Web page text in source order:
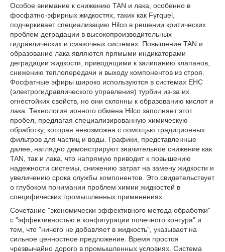
Особое внимание к снижению TAN и лака, особенно в
фосфатно-эфирных жидкостях, таких как Fyrquel,
подчеркивает специализацию Hilco в решении критических
проблем деградации в высокопроизводительных
гидравлических и смазочных системах. Повышение TAN и
образование лака являются прямыми индикаторами
деградации жидкости, приводящими к залипанию клапанов,
снижению теплопередачи и выходу компонентов из строя.
Фосфатные эфиры широко используются в системах EHC
(электрогидравлического управления) турбин из-за их
огнестойких свойств, но они склонны к образованию кислот и
лака. Технология ионного обмена Hilco заполняет этот
пробел, предлагая специализированную химическую
обработку, которая невозможна с помощью традиционных
фильтров для частиц и воды. Графики, представленные
далее, наглядно демонстрируют значительное снижение как
TAN, так и лака, что напрямую приводит к повышению
надежности системы, снижению затрат на замену жидкости и
увеличению срока службы компонентов. Это свидетельствует
о глубоком понимании проблем химии жидкостей в
специфических промышленных применениях.
Сочетание "экономически эффективного метода обработки"
с "эффективностью в конфигурации почечного контура" и
тем, что "ничего не добавляет в жидкость", указывает на
сильное ценностное предложение. Время простоя
чрезвычайно дорого в промышленных условиях. Система